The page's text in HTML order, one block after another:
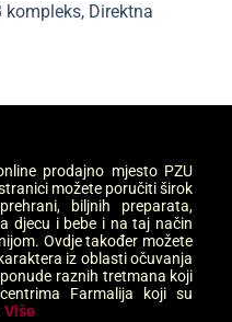
kompleks, Direktna
prodajno mjesto PZU
možete poručiti širok
biljnih preparata,
djecu i bebe i na taj način
Ovdje također možete
iz oblasti očuvanja
raznih tretmana koji
Farmalija koji su
Više